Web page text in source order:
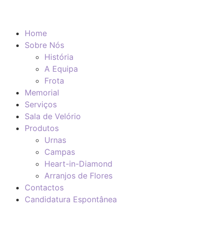
Home
Sobre Nós
História
A Equipa
Frota
Memorial
Serviços
Sala de Velório
Produtos
Urnas
Campas
Heart-in-Diamond
Arranjos de Flores
Contactos
Candidatura Espontânea